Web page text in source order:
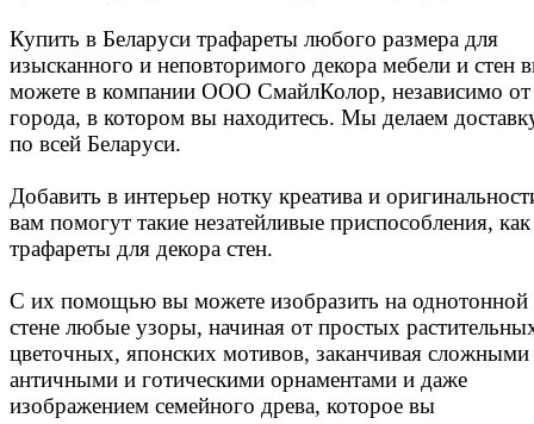
Купить в Беларуси трафареты любого размера для
изысканного и неповторимого декора мебели и стен
можете в компании ООО СмайлКолор, независимо от
города, в котором вы находитесь. Мы делаем
по всей Беларуси.
Добавить в интерьер нотку креатива и
вам помогут такие незатейливые приспособления, как
трафареты для декора стен.
С их помощью вы можете изобразить на однотонной
стене любые узоры, начиная от простых
цветочных, японских мотивов, заканчивая сложными
античными и готическими орнаментами и даже
изображением семейного древа, которое вы